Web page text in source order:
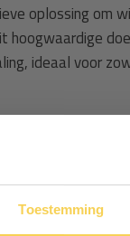
Toestemming
oplossing om
hoogwaardige
ideaal voor
180 cm, 200